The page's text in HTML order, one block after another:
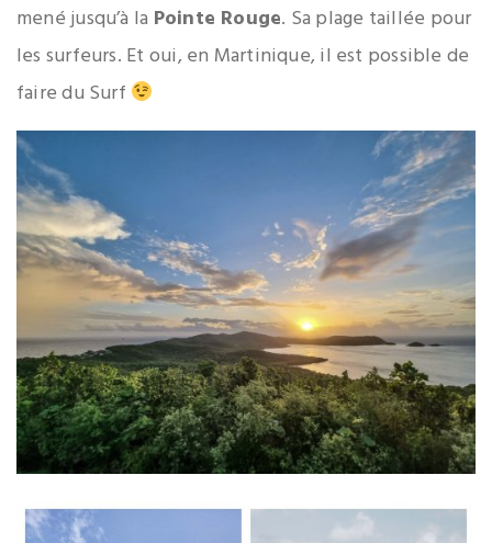
mené jusqu’à la Pointe Rouge. Sa plage taillée pour
les surfeurs. Et oui, en Martinique, il est possible de
faire du Surf